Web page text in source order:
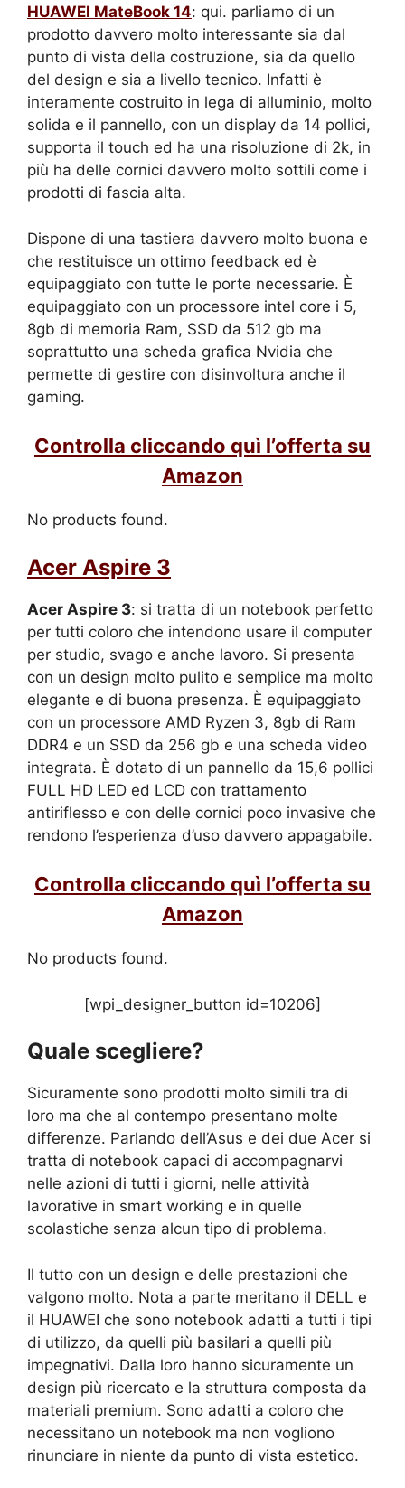
HUAWEI MateBook 14: qui. parliamo di un
prodotto davvero molto interessante sia dal
punto di vista della costruzione, sia da quello
del design e sia a livello tecnico. Infatti è
interamente costruito in lega di alluminio, molto
solida e il pannello, con un display da 14 pollici,
supporta il touch ed ha una risoluzione di 2k, in
più ha delle cornici davvero molto sottili come i
prodotti di fascia alta.
Dispone di una tastiera davvero molto buona e
che restituisce un ottimo feedback ed è
equipaggiato con tutte le porte necessarie. È
equipaggiato con un processore intel core i 5,
8gb di memoria Ram, SSD da 512 gb ma
soprattutto una scheda grafica Nvidia che
permette di gestire con disinvoltura anche il
gaming.
Controlla cliccando quì l’offerta su
Amazon
No products found.
Acer Aspire 3
Acer Aspire 3: si tratta di un notebook perfetto
per tutti coloro che intendono usare il computer
per studio, svago e anche lavoro. Si presenta
con un design molto pulito e semplice ma molto
elegante e di buona presenza. È equipaggiato
con un processore AMD Ryzen 3, 8gb di Ram
DDR4 e un SSD da 256 gb e una scheda video
integrata. È dotato di un pannello da 15,6 pollici
FULL HD LED ed LCD con trattamento
antiriflesso e con delle cornici poco invasive che
rendono l’esperienza d’uso davvero appagabile.
Controlla cliccando quì l’offerta su
Amazon
No products found.
[wpi_designer_button id=10206]
Quale scegliere?
Sicuramente sono prodotti molto simili tra di
loro ma che al contempo presentano molte
differenze. Parlando dell’Asus e dei due Acer si
tratta di notebook capaci di accompagnarvi
nelle azioni di tutti i giorni, nelle attività
lavorative in smart working e in quelle
scolastiche senza alcun tipo di problema.
Il tutto con un design e delle prestazioni che
valgono molto. Nota a parte meritano il DELL e
il HUAWEI che sono notebook adatti a tutti i tipi
di utilizzo, da quelli più basilari a quelli più
impegnativi. Dalla loro hanno sicuramente un
design più ricercato e la struttura composta da
materiali premium. Sono adatti a coloro che
necessitano un notebook ma non vogliono
rinunciare in niente da punto di vista estetico.